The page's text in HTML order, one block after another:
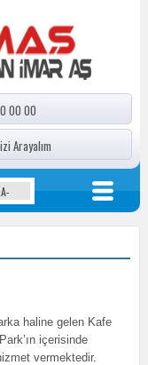
00 00
Arayalım
haline gelen Kafe
içerisinde
vermektedir.